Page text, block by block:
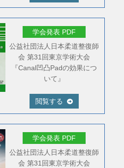
学会発表 PDF
公益社団法人日本柔道整復師
会 第31回東京学術大会
『Canal凹凸Padの効果につ
いて』
閲覧する
学会発表 PDF
公益社団法人日本柔道整復師
会 第31回東京学術大会